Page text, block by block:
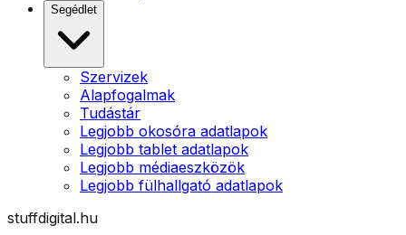
Segédlet
Szervizek
Alapfogalmak
Tudástár
Legjobb okosóra adatlapok
Legjobb tablet adatlapok
Legjobb médiaeszközök
Legjobb fülhallgató adatlapok
stuffdigital.hu